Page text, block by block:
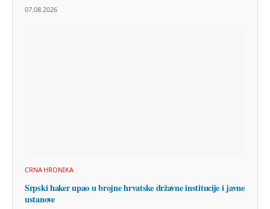
07.08.2026
CRNA HRONIKA
Srpski haker upao u brojne hrvatske državne institucije i javne
ustanove